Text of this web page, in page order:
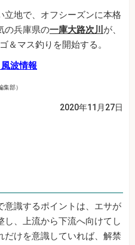
立地で、オフシーズンに本格
の兵庫県の一庫大路次川 が、
＆マス釣りを開始する。
波情報
集部）
2020年11月27日
意識するポイントは、エサが
し、上流から下流へ向けてし
だけを意識していれば、解禁